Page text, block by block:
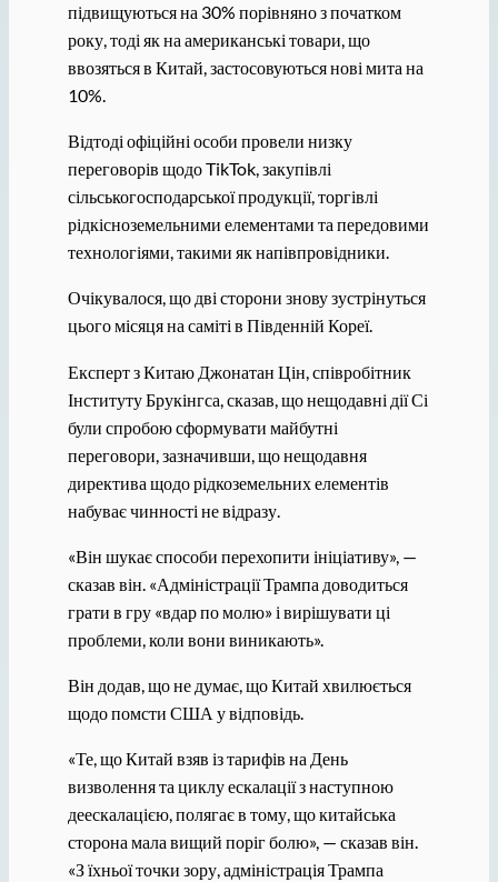
підвищуються на 30% порівняно з початком
року, тоді як на американські товари, що
ввозяться в Китай, застосовуються нові мита на
10%.
Відтоді офіційні особи провели низку
переговорів щодо TikTok, закупівлі
сільськогосподарської продукції, торгівлі
рідкісноземельними елементами та передовими
технологіями, такими як напівпровідники.
Очікувалося, що дві сторони знову зустрінуться
цього місяця на саміті в Південній Кореї.
Експерт з Китаю Джонатан Цін, співробітник
Інституту Брукінгса, сказав, що нещодавні дії Сі
були спробою сформувати майбутні
переговори, зазначивши, що нещодавня
директива щодо рідкоземельних елементів
набуває чинності не відразу.
«Він шукає способи перехопити ініціативу», —
сказав він. «Адміністрації Трампа доводиться
грати в гру «вдар по молю» і вирішувати ці
проблеми, коли вони виникають».
Він додав, що не думає, що Китай хвилюється
щодо помсти США у відповідь.
«Те, що Китай взяв із тарифів на День
визволення та циклу ескалації з наступною
деескалацією, полягає в тому, що китайська
сторона мала вищий поріг болю», — сказав він.
«З їхньої точки зору, адміністрація Трампа